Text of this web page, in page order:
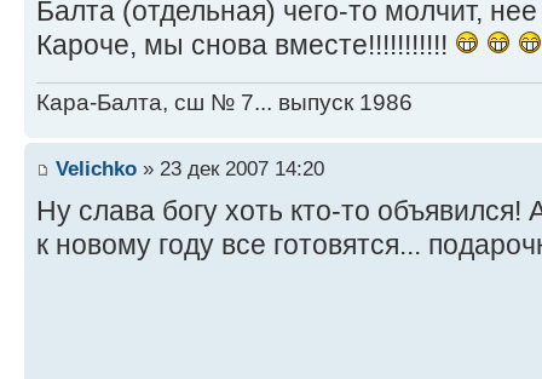
Балта (отдельная) чего-то молчит,
Кароче, мы снова вместе!!!!!!!!!!!
Кара-Балта, сш № 7... выпуск 1986
Velichko » 23 дек 2007 14:20
Ну слава богу хоть кто-то
к новому году все готовятся...